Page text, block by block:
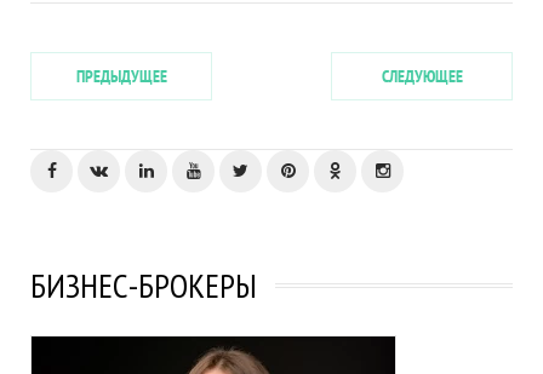
ПРЕДЫДУЩЕЕ СЛЕДУЮЩЕЕ
БИЗНЕС-БРОКЕРЫ